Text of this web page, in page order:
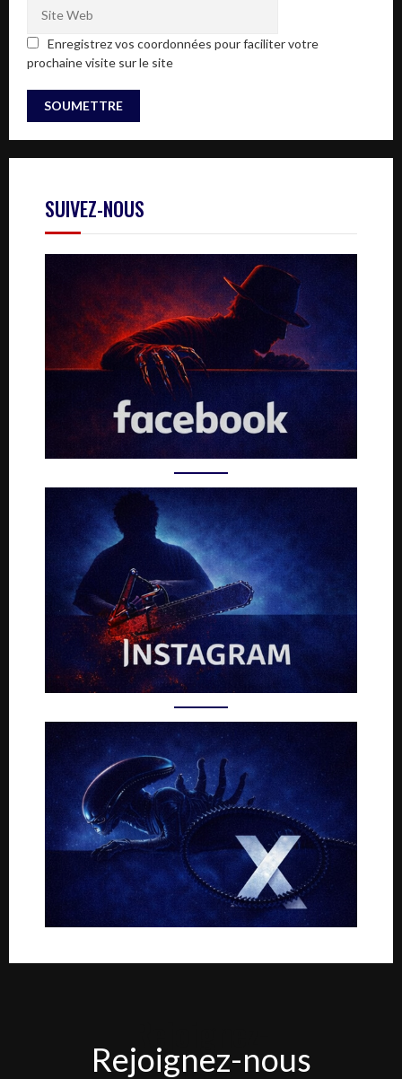
Enregistrez vos coordonnées pour faciliter votre
prochaine visite sur le site
SUIVEZ-NOUS
nous
Rejoignez-nous